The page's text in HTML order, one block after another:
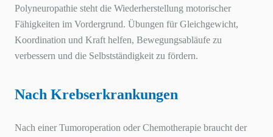
Polyneuropathie steht die Wiederherstellung motorischer
Fähigkeiten im Vordergrund. Übungen für Gleichgewicht,
Koordination und Kraft helfen, Bewegungsabläufe zu
verbessern und die Selbstständigkeit zu fördern.
Nach Krebserkrankungen
Nach einer Tumoroperation oder Chemotherapie braucht der